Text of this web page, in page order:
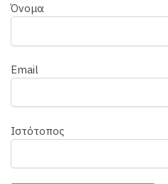
Όνομα
Email
Ιστότοπος